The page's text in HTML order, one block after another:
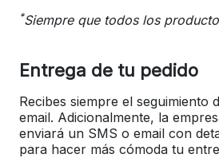
*Siempre que todos los
Entrega de tu pedido
Recibes siempre el seguimiento
email. Adicionalmente, la
enviará un SMS o email con
para hacer más cómoda tu